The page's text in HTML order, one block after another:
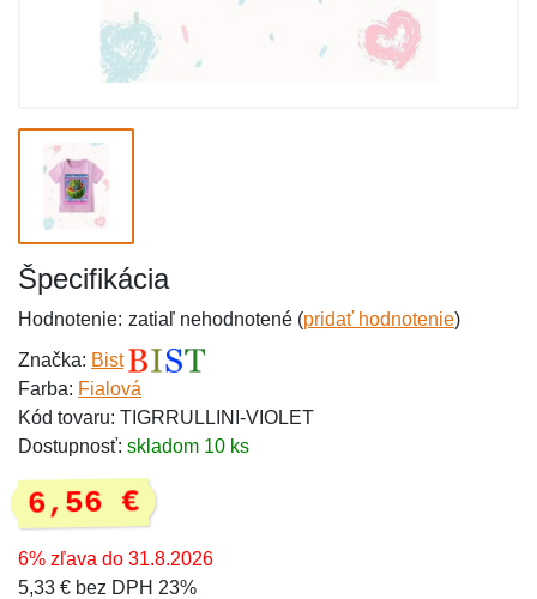
Špecifikácia
Hodnotenie: zatiaľ nehodnotené (pridať hodnotenie)
Značka: Bist
Farba: Fialová
Kód tovaru: TIGRRULLINI-VIOLET
Dostupnosť: skladom 10 ks
6,56 €
6% zľava do 31.8.2026
5,33 € bez DPH 23%